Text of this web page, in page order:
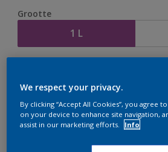
Grootte
1 L
te bestellen. Houd de website in de
We respect your privacy.
By clicking “Accept All Cookies”, you agree
on your device to enhance site navigation,
assist in our marketing efforts.
Info